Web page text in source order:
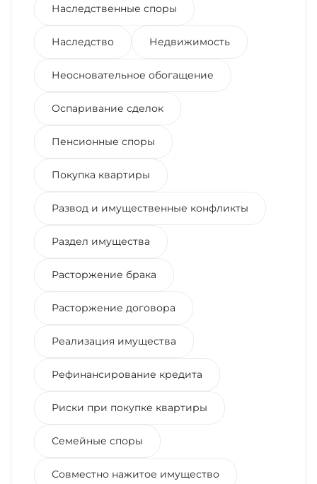
Наследственные споры
Наследство Недвижимость
Неосновательное обогащение
Оспаривание сделок
Пенсионные споры
Покупка квартиры
Развод и имущественные конфликты
Раздел имущества
Расторжение брака
Расторжение договора
Реализация имущества
Рефинансирование кредита
Риски при покупке квартиры
Семейные споры
Совместно нажитое имущество